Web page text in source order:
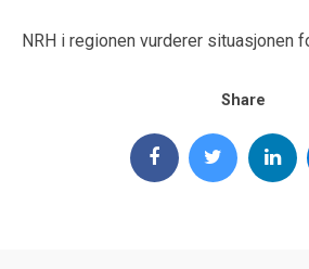
NRH i regionen vurderer situasjonen
Share